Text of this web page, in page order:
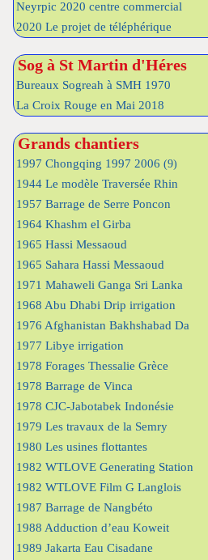
Neyrpic 2020 centre commercial
2020 Le projet de téléphérique
Sog à St Martin d'Héres
Bureaux Sogreah à SMH 1970
La Croix Rouge en Mai 2018
Grands chantiers
1997 Chongqing 1997 2006 (9)
1944 Le modèle Traversée Rhin
1957 Barrage de Serre Poncon
1964 Khashm el Girba
1965 Hassi Messaoud
1965 Sahara Hassi Messaoud
1971 Mahaweli Ganga Sri Lanka
1968 Abu Dhabi Drip irrigation
1976 Afghanistan Bakhshabad Da
1977 Libye irrigation
1978 Forages Thessalie Grèce
1978 Barrage de Vinca
1978 CJC-Jabotabek Indonésie
1979 Les travaux de la Semry
1980 Les usines flottantes
1982 WTLOVE Generating Station
1982 WTLOVE Film G Langlois
1987 Barrage de Nangbéto
1988 Adduction d’eau Koweit
1989 Jakarta Eau Cisadane